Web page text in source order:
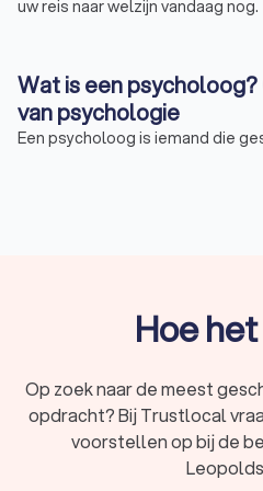
uw reis naar welzijn vandaag nog.
Wat is een
van psychologie
Een psycholoog is iemand die
Waarom een
Omgaan met mentale
Een professionele psycholoog in
inzichten en vaardigheden
Hoe
Op zoek naar de meest
opdracht? Bij Trustlocal
voorstellen op bij de